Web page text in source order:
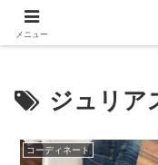
ジュリア
コーディネート
メニュー